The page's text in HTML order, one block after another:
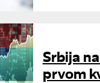
Srbija
prvom